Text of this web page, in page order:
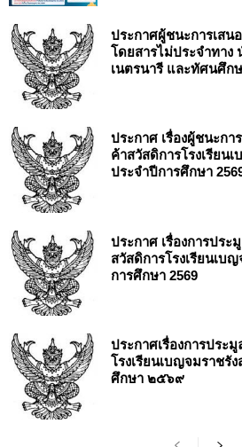
ประกาศผู้ชนะการเสน
โดยสารไม่ประจำทาง
เนตรนารี และทัศนศึก
ประกาศ เรื่องผู้ชนะกา
ค้าสวัสดิการโรงเรียน
ประจำปีการศึกษา
ประกาศ เรื่องการประ
สวัสดิการโรงเรียนเบ
การศึกษา 2569
ประกาศเรื่องการประ
โรงเรียนเบญจมราชรั
ศึกษา ๒๕๖๙